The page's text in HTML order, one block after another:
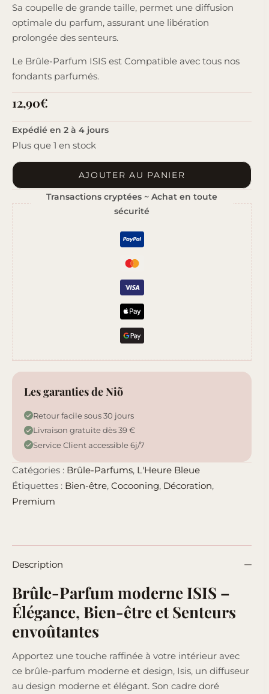
Sa coupelle de grande taille, permet une diffusion
optimale du parfum, assurant une libération
prolongée des senteurs.
Le Brûle-Parfum ISIS est Compatible avec tous nos
fondants parfumés.
12,90€
Expédié en 2 à 4 jours
Plus que 1 en stock
AJOUTER AU PANIER
Transactions cryptées ~ Achat en toute
sécurité
Les garanties de Niõ
Retour facile sous 30 jours
Livraison gratuite dès 39 €
Service Client accessible 6j/7
Catégories : Brûle-Parfums, L'Heure Bleue
Étiquettes : Bien-être, Cocooning, Décoration,
Premium
Description
Brûle-Parfum moderne ISIS –
Élégance, Bien-être et Senteurs
envoûtantes
Apportez une touche raffinée à votre intérieur avec
ce brûle-parfum moderne et design, Isis, un diffuseur
au design moderne et élégant. Son cadre doré